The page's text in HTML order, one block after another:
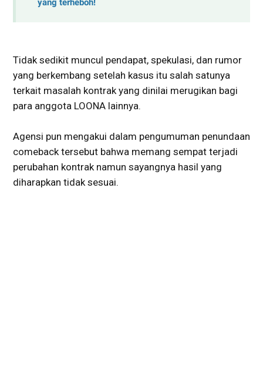
yang terheboh!
Tidak sedikit muncul pendapat, spekulasi, dan rumor
yang berkembang setelah kasus itu salah satunya
terkait masalah kontrak yang dinilai merugikan bagi
para anggota LOONA lainnya.
Agensi pun mengakui dalam pengumuman penundaan
comeback tersebut bahwa memang sempat terjadi
perubahan kontrak namun sayangnya hasil yang
diharapkan tidak sesuai.